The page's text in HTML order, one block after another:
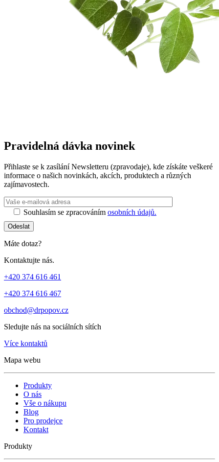
Pravidelná dávka novinek
Přihlaste se k zasílání Newsletteru (zpravodaje), kde získáte veškeré
informace o našich novinkách, akcích, produktech a různých
zajímavostech.
Souhlasím se zpracováním osobních údajů.
Odeslat
Máte dotaz?
Kontaktujte nás.
+420 374 616 461
+420 374 616 467
obchod@drpopov.cz
Sledujte nás na sociálních sítích
Více kontaktů
Mapa webu
Produkty
O nás
Vše o nákupu
Blog
Pro prodejce
Kontakt
Produkty